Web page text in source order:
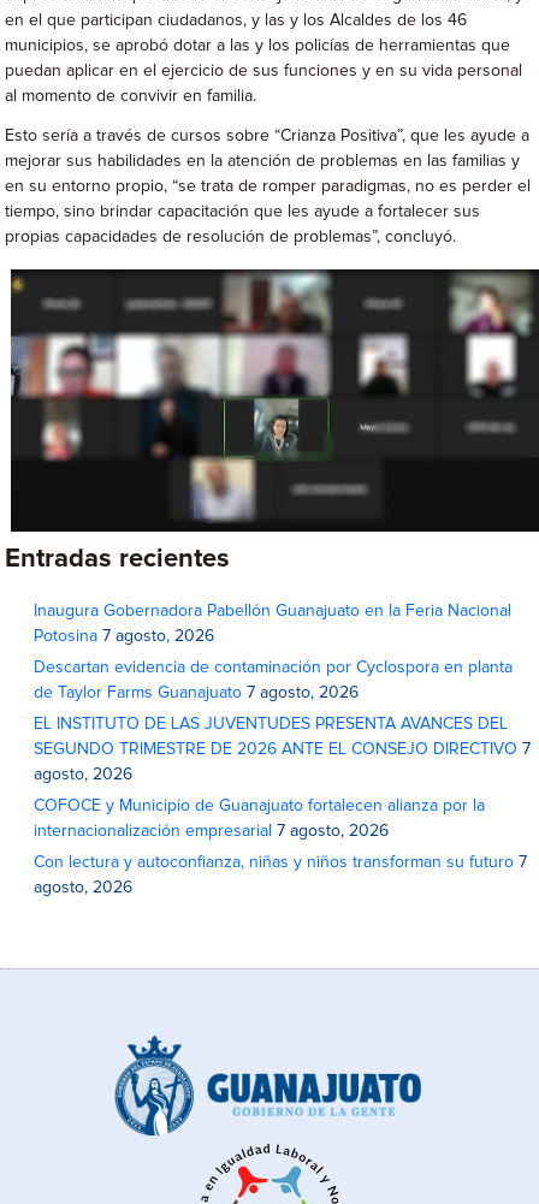
en el que participan ciudadanos, y las y los Alcaldes de los 46
municipios, se aprobó dotar a las y los policías de herramientas que
puedan aplicar en el ejercicio de sus funciones y en su vida personal
al momento de convivir en familia.
Esto sería a través de cursos sobre “Crianza Positiva”, que les ayude a
mejorar sus habilidades en la atención de problemas en las familias y
en su entorno propio, “se trata de romper paradigmas, no es perder el
tiempo, sino brindar capacitación que les ayude a fortalecer sus
propias capacidades de resolución de problemas”, concluyó.
Entradas recientes
Inaugura Gobernadora Pabellón Guanajuato en la Feria Nacional
Potosina 7 agosto, 2026
Descartan evidencia de contaminación por Cyclospora en planta
de Taylor Farms Guanajuato 7 agosto, 2026
EL INSTITUTO DE LAS JUVENTUDES PRESENTA AVANCES DEL
SEGUNDO TRIMESTRE DE 2026 ANTE EL CONSEJO DIRECTIVO 7
agosto, 2026
COFOCE y Municipio de Guanajuato fortalecen alianza por la
internacionalización empresarial 7 agosto, 2026
Con lectura y autoconfianza, niñas y niños transforman su futuro 7
agosto, 2026